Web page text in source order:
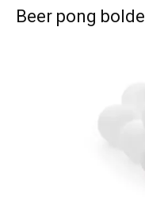
Beer pong bolde